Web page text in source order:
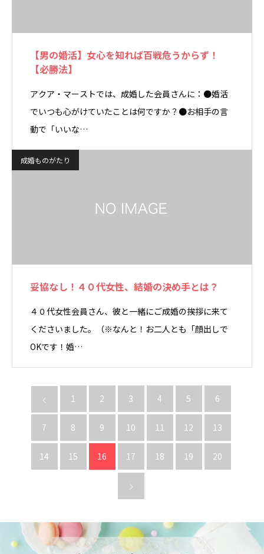
【男の婚活】女心を知れば百戦危うからず！
【必勝法】
アクア・マーストでは、成婚した会員さんに：●婚活
でいつも心がけていたことは何ですか？●お相手の言
動で「いいな…
成婚ものがたり
妥協なし！４０代女性、結婚の決め手とは？
４０代女性会員さん、彼と一緒にご成婚の挨拶に来て
くださいました。（※なんと！お二人とも「顔出しで
OKです！婚…
1 2 3 4 5 6
7 8 9 10 11 12 13
14 15 16 17 18 19 20